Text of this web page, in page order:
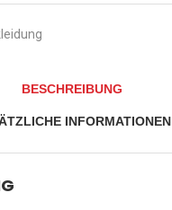
BESCHREIBUNG
INFORMATIONEN